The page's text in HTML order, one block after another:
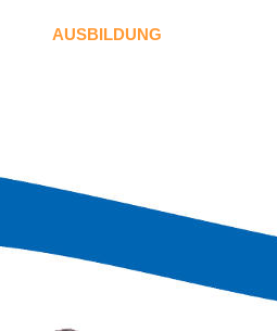
AUSBILDUNG